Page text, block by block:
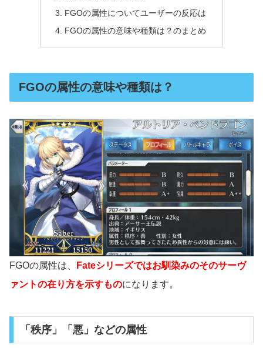
FGOの属性についてユーザーの反応は
FGOの属性の意味や種類は？のまとめ
FGOの属性の意味や種類は？
FGOの属性は、
Fateシリーズではお馴染みのそのサーヴ
ァントの在り方を示すものになります。
「秩序」「悪」などの属性